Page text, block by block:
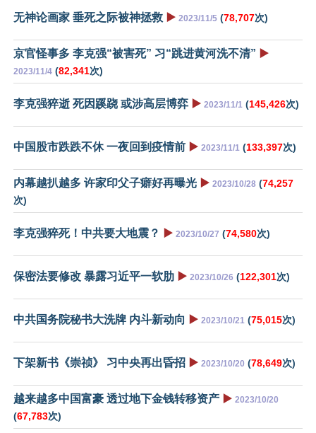
无神论画家 垂死之际被神拯救 ▶️ 2023/11/5 (78,707次)
京官怪事多 李克强“被害死” 习“跳进黄河洗不清” ▶️
2023/11/4 (82,341次)
李克强猝逝 死因蹊跷 或涉高层博弈 ▶️ 2023/11/1 (145,426次)
中国股市跌跌不休 一夜回到疫情前 ▶️ 2023/11/1 (133,397次)
内幕越扒越多 许家印父子癖好再曝光 ▶️ 2023/10/28 (74,257
次)
李克强猝死！中共要大地震？ ▶️ 2023/10/27 (74,580次)
保密法要修改 暴露习近平一软肋 ▶️ 2023/10/26 (122,301次)
中共国务院秘书大洗牌 内斗新动向 ▶️ 2023/10/21 (75,015次)
下架新书《崇祯》 习中央再出昏招 ▶️ 2023/10/20 (78,649次)
越来越多中国富豪 透过地下金钱转移资产 ▶️ 2023/10/20
(67,783次)